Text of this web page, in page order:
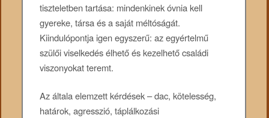
tiszteletben tartása: mindenkinek óvnia kell
gyereke, társa és a saját méltóságát.
Kiindulópontja igen egyszerű: az egyértelmű
szülői viselkedés élhető és kezelhető családi
viszonyokat teremt.
Az általa elemzett kérdések – dac, kötelesség,
határok, agresszió, táplálkozási